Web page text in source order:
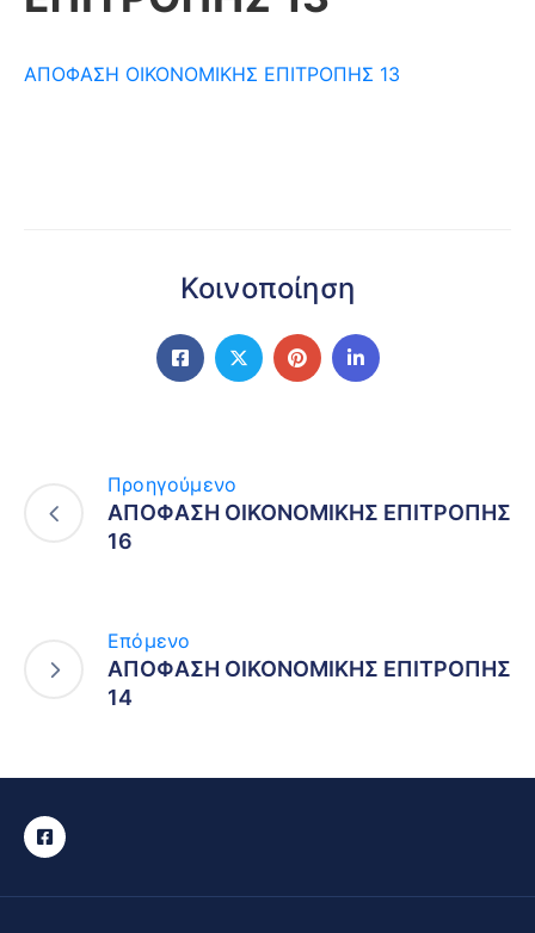
ΑΠΟΦΑΣΗ ΟΙΚΟΝΟΜΙΚΗΣ ΕΠΙΤΡΟΠΗΣ 13
Κοινοποίηση
Προηγούμενο
ΑΠΟΦΑΣΗ ΟΙΚΟΝΟΜΙΚΗΣ ΕΠΙΤΡΟΠΗΣ
16
Επόμενο
ΑΠΟΦΑΣΗ ΟΙΚΟΝΟΜΙΚΗΣ ΕΠΙΤΡΟΠΗΣ
14